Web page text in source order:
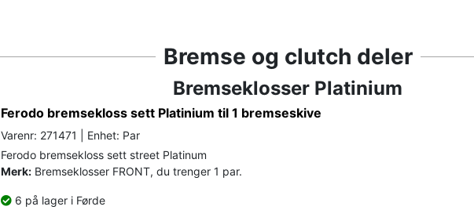
Bremse og clutch deler
Bremseklosser Platinium
Ferodo bremsekloss sett Platinium til 1 bremseskive
Varenr: 271471 | Enhet: Par
Ferodo bremsekloss sett street Platinum
Merk: Bremseklosser FRONT, du trenger 1 par.
6 på lager i Førde